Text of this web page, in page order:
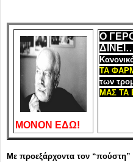
ΜΟΝΟΝ ΕΔΩ!
Ο
ΤΑ
των
ΜΑΣ ΤΑ
Με προεξάρχοντα τον